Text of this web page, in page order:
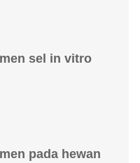
sel in vitro
pada hewan